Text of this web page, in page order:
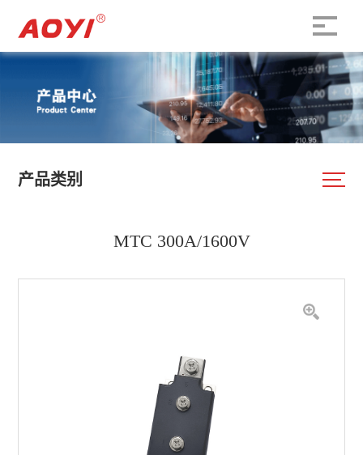
产品类别
MTC 300A/1600V